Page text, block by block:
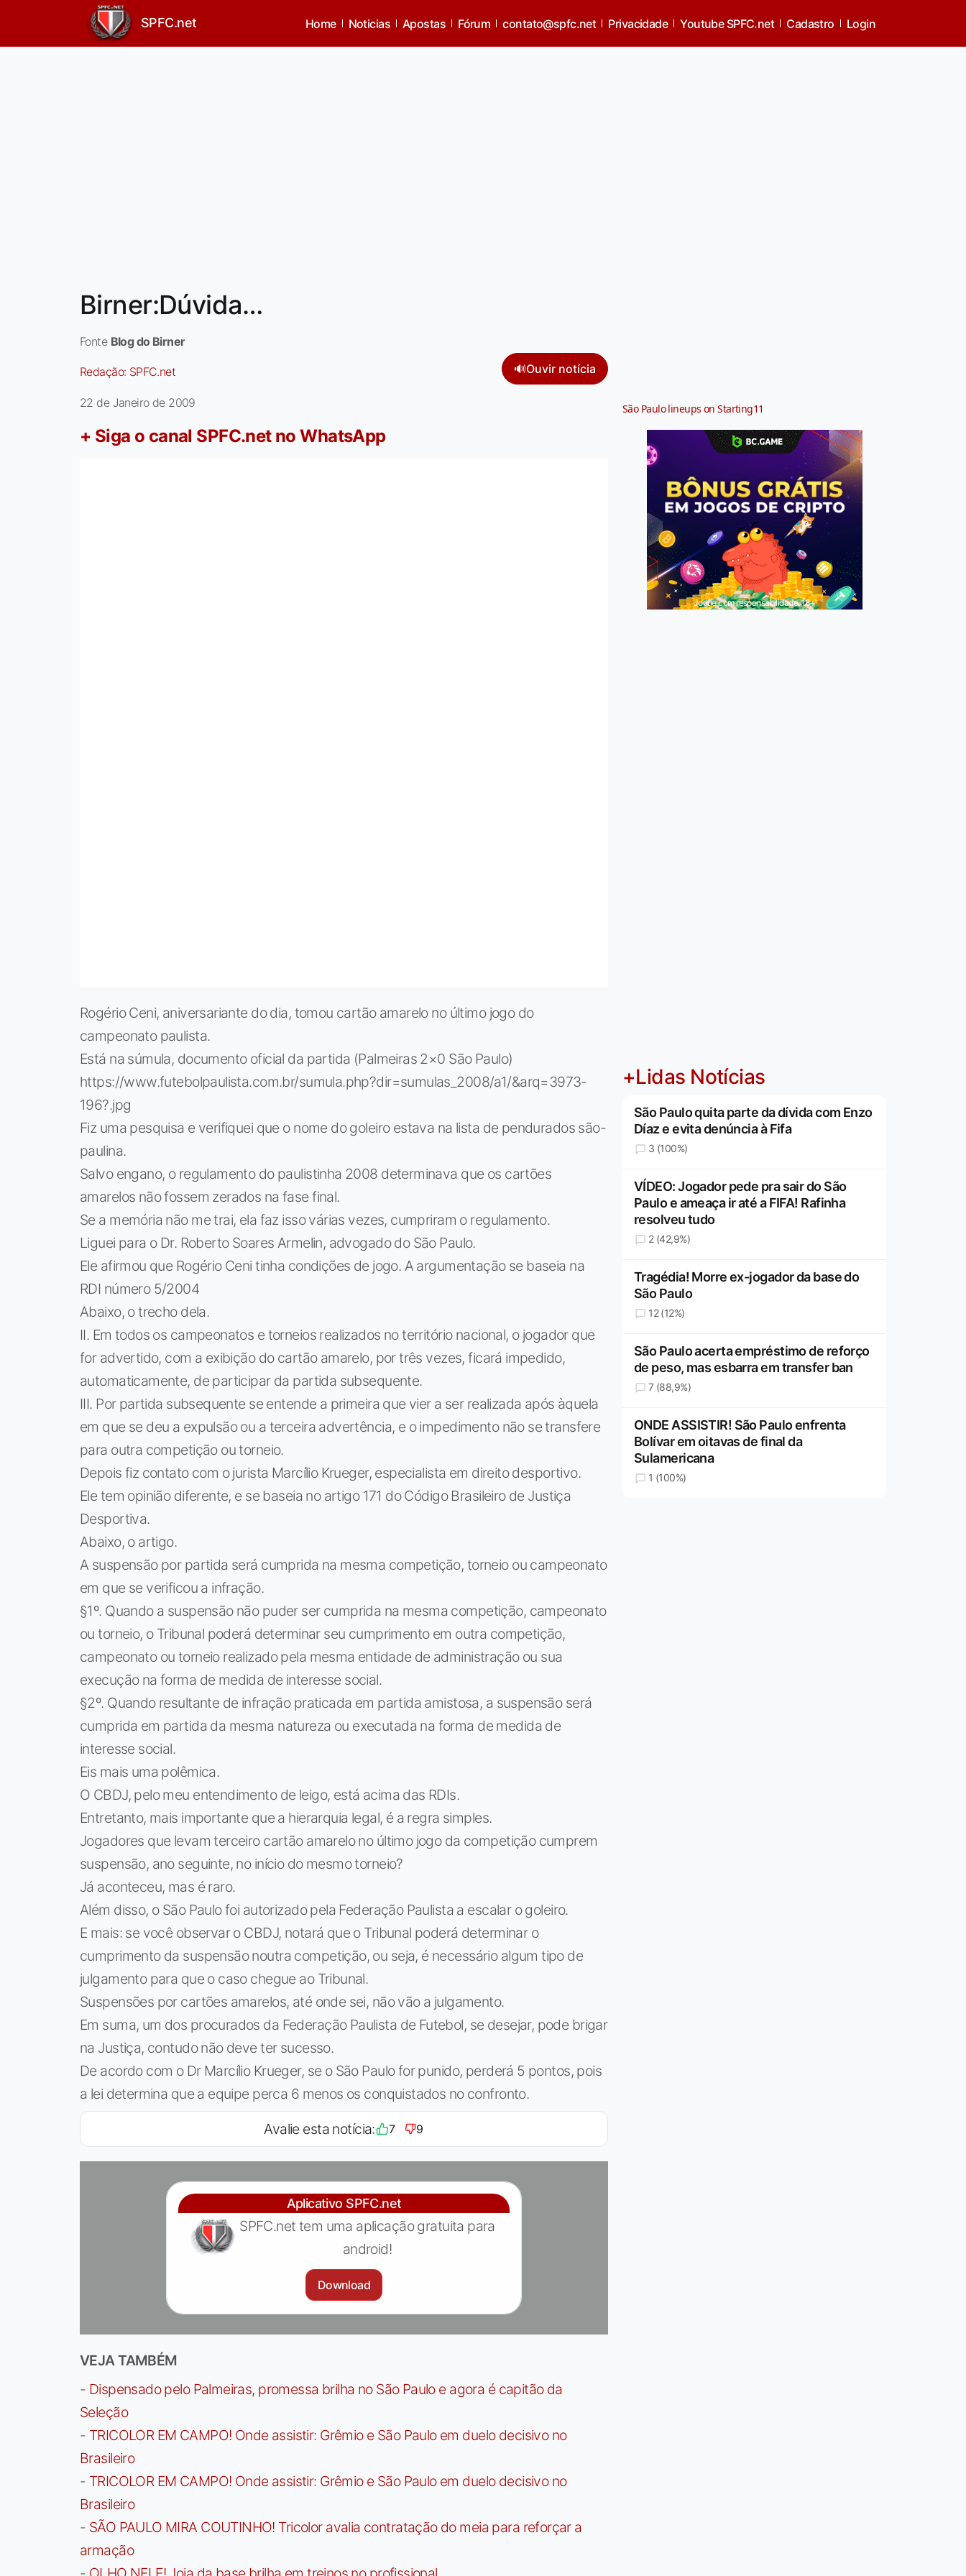
SPFC.net Home Noticias Apostas Fórum contato@spfc.net Privacidade Youtube SPFC.net Cadastro Login
Birner:Dúvida…
Fonte Blog do Birner
Redação: SPFC.net 🔊Ouvir notícia
22 de Janeiro de 2009
+ Siga o canal SPFC.net no WhatsApp
Rogério Ceni, aniversariante do dia, tomou cartão amarelo no último jogo do
campeonato paulista.
Está na súmula, documento oficial da partida (Palmeiras 2×0 São Paulo)
https://www.futebolpaulista.com.br/sumula.php?dir=sumulas_2008/a1/&arq=3973-
196?.jpg
Fiz uma pesquisa e verifiquei que o nome do goleiro estava na lista de pendurados são-
paulina.
Salvo engano, o regulamento do paulistinha 2008 determinava que os cartões
amarelos não fossem zerados na fase final.
Se a memória não me trai, ela faz isso várias vezes, cumpriram o regulamento.
Liguei para o Dr. Roberto Soares Armelin, advogado do São Paulo.
Ele afirmou que Rogério Ceni tinha condições de jogo. A argumentação se baseia na
RDI número 5/2004
Abaixo, o trecho dela.
II. Em todos os campeonatos e torneios realizados no território nacional, o jogador que
for advertido, com a exibição do cartão amarelo, por três vezes, ficará impedido,
automaticamente, de participar da partida subsequente.
III. Por partida subsequente se entende a primeira que vier a ser realizada após àquela
em que se deu a expulsão ou a terceira advertência, e o impedimento não se transfere
para outra competição ou torneio.
Depois fiz contato com o jurista Marcílio Krueger, especialista em direito desportivo.
Ele tem opinião diferente, e se baseia no artigo 171 do Código Brasileiro de Justiça
Desportiva.
Abaixo, o artigo.
A suspensão por partida será cumprida na mesma competição, torneio ou campeonato
em que se verificou a infração.
§1º. Quando a suspensão não puder ser cumprida na mesma competição, campeonato
ou torneio, o Tribunal poderá determinar seu cumprimento em outra competição,
campeonato ou torneio realizado pela mesma entidade de administração ou sua
execução na forma de medida de interesse social.
§2º. Quando resultante de infração praticada em partida amistosa, a suspensão será
cumprida em partida da mesma natureza ou executada na forma de medida de
interesse social.
Eis mais uma polêmica.
O CBDJ, pelo meu entendimento de leigo, está acima das RDIs.
Entretanto, mais importante que a hierarquia legal, é a regra simples.
Jogadores que levam terceiro cartão amarelo no último jogo da competição cumprem
suspensão, ano seguinte, no início do mesmo torneio?
Já aconteceu, mas é raro.
Além disso, o São Paulo foi autorizado pela Federação Paulista a escalar o goleiro.
E mais: se você observar o CBDJ, notará que o Tribunal poderá determinar o
cumprimento da suspensão noutra competição, ou seja, é necessário algum tipo de
julgamento para que o caso chegue ao Tribunal.
Suspensões por cartões amarelos, até onde sei, não vão a julgamento.
Em suma, um dos procurados da Federação Paulista de Futebol, se desejar, pode brigar
na Justiça, contudo não deve ter sucesso.
De acordo com o Dr Marcílio Krueger, se o São Paulo for punido, perderá 5 pontos, pois
a lei determina que a equipe perca 6 menos os conquistados no confronto.
Avalie esta notícia: 7 9
Aplicativo SPFC.net
SPFC.net tem uma aplicação gratuita para
android!
Download
VEJA TAMBÉM
- Dispensado pelo Palmeiras, promessa brilha no São Paulo e agora é capitão da
Seleção
- TRICOLOR EM CAMPO! Onde assistir: Grêmio e São Paulo em duelo decisivo no
Brasileiro
- TRICOLOR EM CAMPO! Onde assistir: Grêmio e São Paulo em duelo decisivo no
Brasileiro
- SÃO PAULO MIRA COUTINHO! Tricolor avalia contratação do meia para reforçar a
armação
São Paulo lineups on Starting11
Jogue com responsabilidade. 18+
+Lidas Notícias
São Paulo quita parte da dívida com Enzo
Díaz e evita denúncia à Fifa
3 (100%)
VÍDEO: Jogador pede pra sair do São
Paulo e ameaça ir até a FIFA! Rafinha
resolveu tudo
2 (42,9%)
Tragédia! Morre ex-jogador da base do
São Paulo
12 (12%)
São Paulo acerta empréstimo de reforço
de peso, mas esbarra em transfer ban
7 (88,9%)
ONDE ASSISTIR! São Paulo enfrenta
Bolívar em oitavas de final da
Sulamericana
1 (100%)